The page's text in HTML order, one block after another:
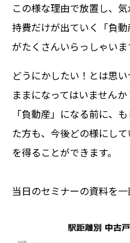
この様な理由で放置し、
持費だけが出ていく「負
がたくさんいらっしゃいま
どうにかしたい！とは思
ままになってはいませんか
「負動産」になる前に、
た方も、今後どの様にし
を得ることができます。
当日のセミナーの資料を一